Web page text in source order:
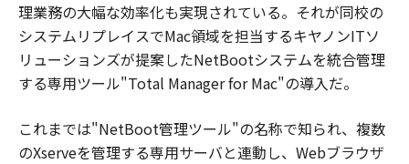
理業務の大幅な効率化も実現されている。それが同校の
システムリプレイスでMac領域を担当するキヤノンITソ
リューションズが提案したNetBootシステムを統合管理
する専用ツール"Total Manager for Mac"の導入だ。
これまでは"NetBoot管理ツール"の名称で知られ、複数
のXserveを管理する専用サーバと連動し、Webブラウザ